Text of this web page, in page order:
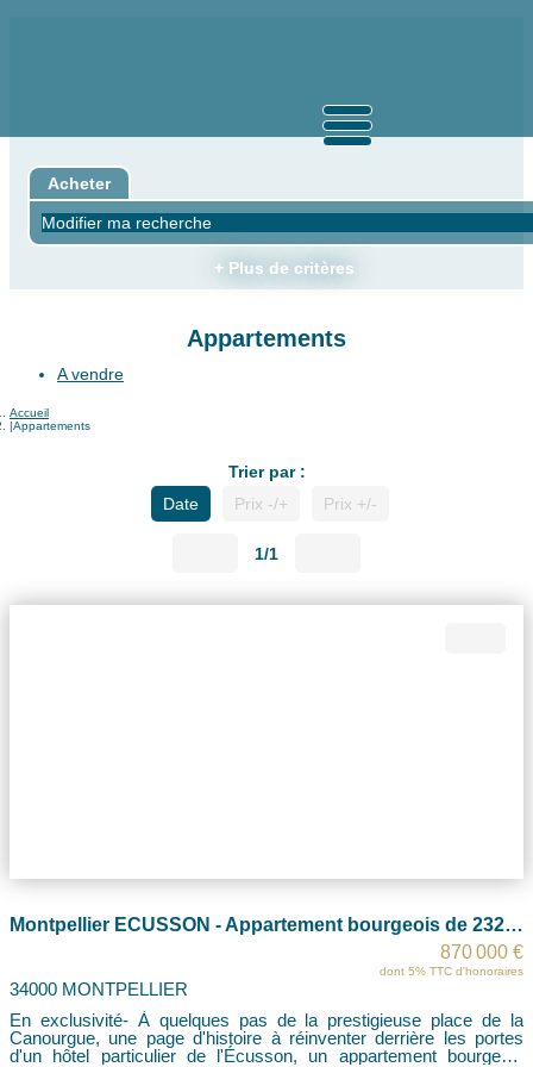
Acheter
Modifier ma recherche
+ Plus de critères
Appartements
A vendre
Accueil
Appartements
Trier par :
Date
Prix -/+ Prix +/-
1/1
Montpellier ECUSSON - Appartement bourgeois de 232 m2 avec agréable terrasse de 70 m2
870 000 €
dont 5% TTC d'honoraires
34000 MONTPELLIER
En exclusivité- À quelques pas de la prestigieuse place de la
Canourgue, une page d'histoire à réinventer derrière les portes
d'un hôtel particulier de l'Écusson, un appartement bourgeois